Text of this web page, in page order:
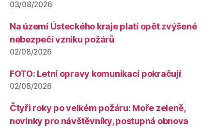
03/08/2026
Na území Ústeckého kraje platí opět zvýšené
nebezpečí vzniku požárů
02/08/2026
FOTO: Letní opravy komunikací pokračují
02/08/2026
Čtyři roky po velkém požáru: Moře zeleně,
novinky pro návštěvníky, postupná obnova